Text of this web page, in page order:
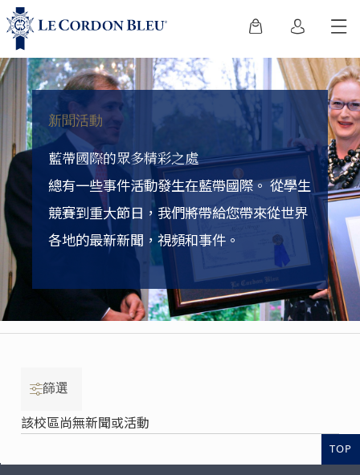
新聞活動
藍帶國際的眾多精彩之處
總有一些事件活動發生在藍帶國際。從學生
競賽到重大節日，我們將帶給您帶來從世界
各地的最新新聞，視頻和事件。
篩選
該校區尚無新聞或活動
TOP